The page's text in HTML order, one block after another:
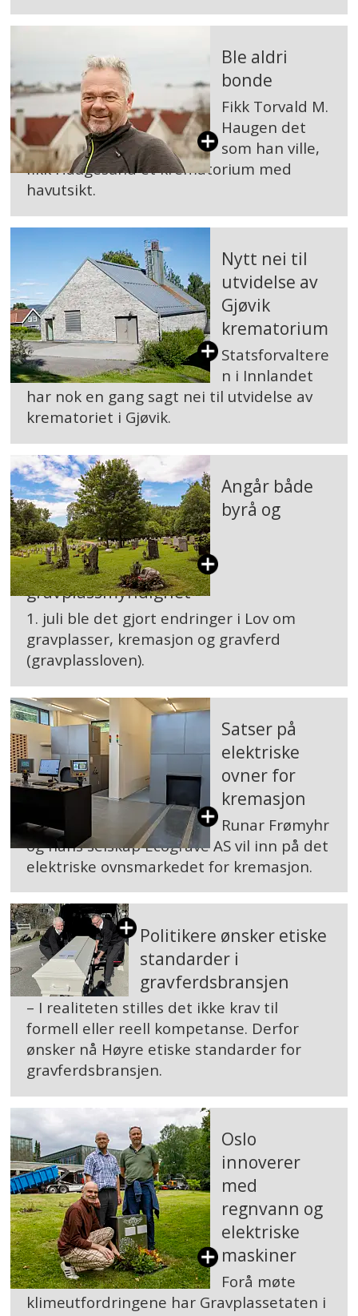
Ble aldri
bonde
Fikk Torvald M.
Haugen det
som han ville,
fikk Haugesund et krematorium med
havutsikt.
Nytt nei til
utvidelse av
Gjøvik
krematorium
Statsforvaltere
n i Innlandet
har nok en gang sagt nei til utvidelse av
krematoriet i Gjøvik.
Angår både
byrå og
gravplassmyndighet
1. juli ble det gjort endringer i Lov om
gravplasser, kremasjon og gravferd
(gravplassloven).
Satser på
elektriske
ovner for
kremasjon
Runar Frømyhr
og hans selskap Ecograve AS vil inn på det
elektriske ovnsmarkedet for kremasjon.
Politikere ønsker etiske
standarder i
gravferdsbransjen
– I realiteten stilles det ikke krav til
formell eller reell kompetanse. Derfor
ønsker nå Høyre etiske standarder for
gravferdsbransjen.
Oslo
innoverer
med
regnvann og
elektriske
maskiner
Forå møte
klimeutfordringene har Gravplassetaten i